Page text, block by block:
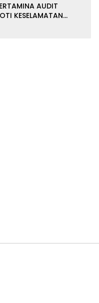
AUDIT
KESELAMATAN